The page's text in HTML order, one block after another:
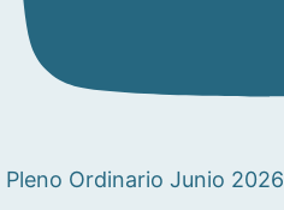
Pleno Ordinario Junio 2026